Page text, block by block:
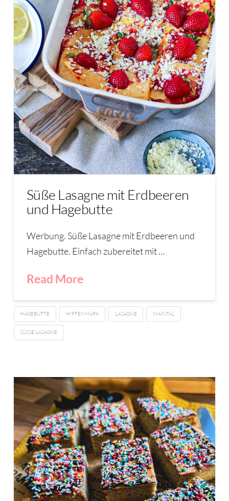
Süße Lasagne mit Erdbeeren
und Hagebutte
Werbung. Süße Lasagne mit Erdbeeren und
Hagebutte. Einfach zubereitet mit …
Read More
HAGEBUTTE HIFFENMARK LASAGNE MAINTAL
SÜSSE LASAGNE